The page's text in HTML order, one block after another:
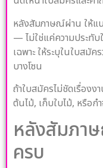
หลังสัมภาษณ์ผ่าน ให้แ
— ไม่ใช่แค่ความประทับ
เฉพาะ ให้ระบุในใบสมัค
บางโซน
ถ้าใบสมัครไม่ชัดเรื่อง
ต้นไม้, เก็บใบไม้, หรือก
หลังสัมภา
ครบ